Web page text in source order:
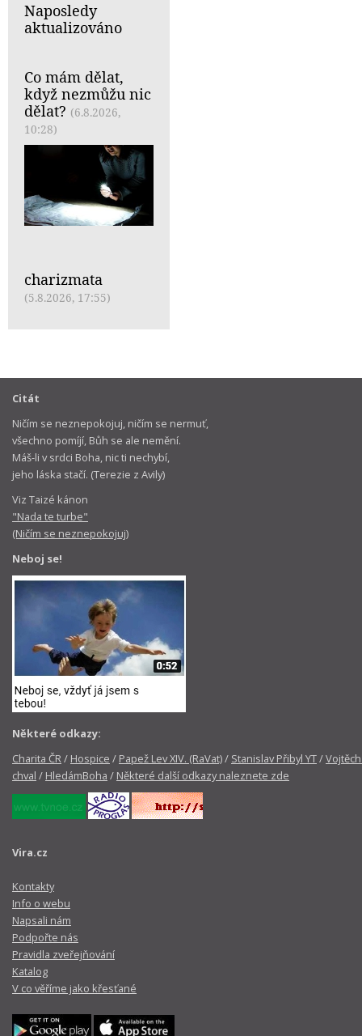
Naposledy
aktualizováno
Co mám dělat,
když nezmůžu nic
dělat? (6.8.2026,
10:28)
charizmata
(5.8.2026, 17:55)
Citát
Ničím se neznepokojuj, ničím se nermuť,
všechno pomíjí, Bůh se ale nemění.
Máš-li v srdci Boha, nic ti nechybí,
jeho láska stačí. (Terezie z Avily)
Viz Taizé kánon
"Nada te turbe"
(Ničím se neznepokojuj)
Neboj se!
Některé odkazy:
Charita ČR/ Hospice / Papež Lev XIV. (RaVat)/ Stanislav Přibyl YT/
chval / HledámBoha / Některé další odkazy naleznete zde
Vira.cz
Kontakty
Info o webu
Napsali nám
Podpořte nás
Pravidla zveřejňování
Katalog
V co věříme jako křesťané